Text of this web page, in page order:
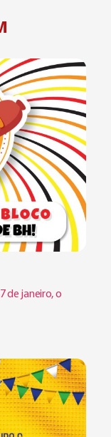
de janeiro, o